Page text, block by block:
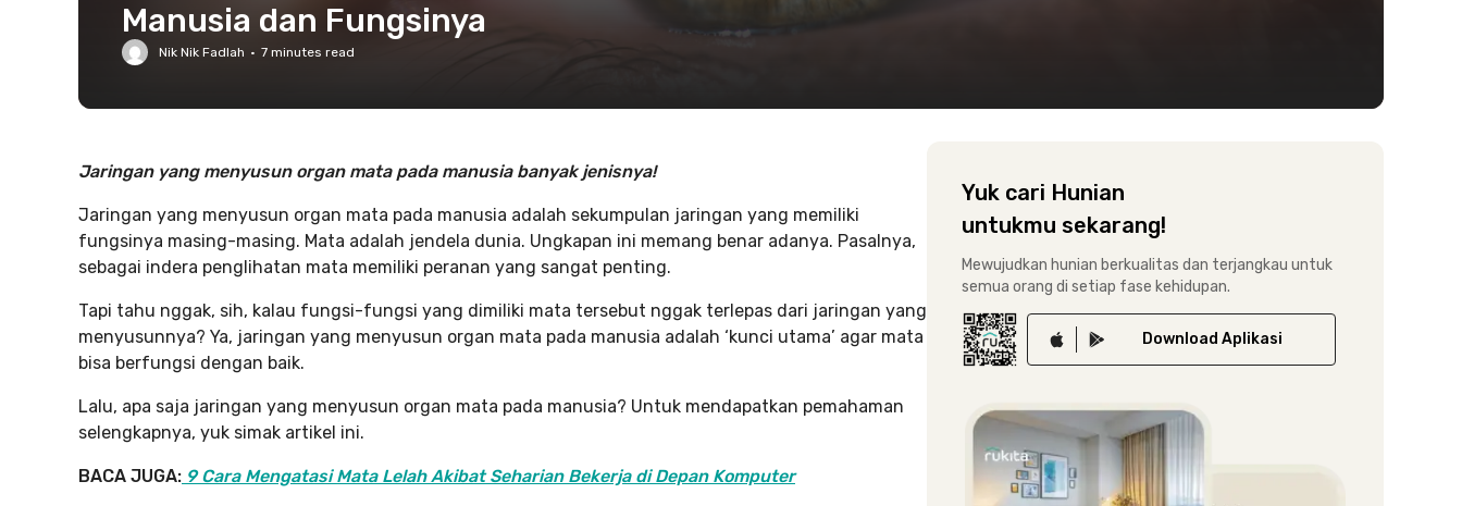
Manusia dan Fungsinya
Nik Nik Fadlah · 7 minutes read
Jaringan yang menyusun organ mata pada manusia banyak jenisnya!
Jaringan yang menyusun organ mata pada manusia adalah sekumpulan jaringan yang memiliki
fungsinya masing-masing. Mata adalah jendela dunia. Ungkapan ini memang benar adanya. Pasalnya,
sebagai indera penglihatan mata memiliki peranan yang sangat penting.
Tapi tahu nggak, sih, kalau fungsi-fungsi yang dimiliki mata tersebut nggak terlepas dari jaringan yang
menyusunnya? Ya, jaringan yang menyusun organ mata pada manusia adalah ‘kunci utama’ agar mata
bisa berfungsi dengan baik.
Lalu, apa saja jaringan yang menyusun organ mata pada manusia? Untuk mendapatkan pemahaman
selengkapnya, yuk simak artikel ini.
BACA JUGA: 9 Cara Mengatasi Mata Lelah Akibat Seharian Bekerja di Depan Komputer
Yuk cari Hunian
untukmu sekarang!
Mewujudkan hunian berkualitas dan terjangkau untuk
semua orang di setiap fase kehidupan.
Download Aplikasi